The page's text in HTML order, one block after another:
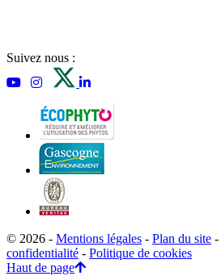
Suivez nous :
© 2026 - Mentions légales - Plan du site -
confidentialité - Politique de cookies
Haut de page